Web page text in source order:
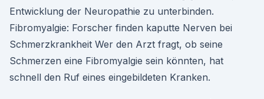
Entwicklung der Neuropathie zu unterbinden.
Fibromyalgie: Forscher finden kaputte Nerven bei
Schmerzkrankheit Wer den Arzt fragt, ob seine
Schmerzen eine Fibromyalgie sein könnten, hat
schnell den Ruf eines eingebildeten Kranken.